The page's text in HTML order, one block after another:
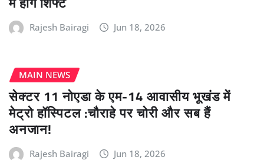
Rajesh Bairagi Jun 18, 2026
MAIN NEWS
सेक्टर 11 नोएडा के एम-14 आवासीय भूखंड में
मेट्रो हॉस्पिटल :चौराहे पर चोरी और सब हैं
अनजान!
Rajesh Bairagi Jun 18, 2026